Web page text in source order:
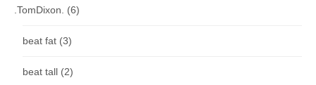
.TomDixon. (6)
beat fat (3)
beat tall (2)